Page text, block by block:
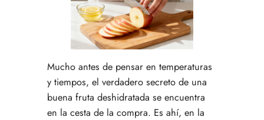
Mucho antes de pensar en temperaturas
y tiempos, el verdadero secreto de una
buena fruta deshidratada se encuentra
en la cesta de la compra. Es ahí, en la